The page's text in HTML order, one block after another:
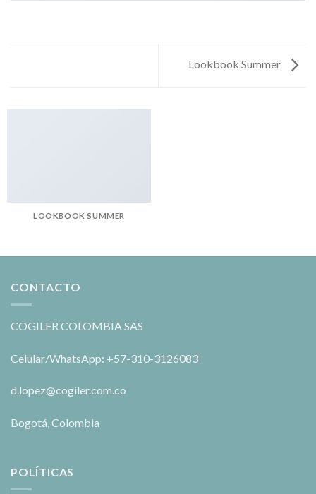
Lookbook Summer
LOOKBOOK SUMMER
CONTACTO
COGILER COLOMBIA SAS
Celular/WhatsApp: +57-310-3126083
d.lopez@cogiler.com.co
Bogotá, Colombia
POLÍTICAS